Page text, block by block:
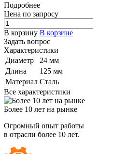
Подробнее
Цена по запросу
В корзину В корзине
Задать вопрос
Характеристики
Диаметр
24 мм
Длина
125 мм
Материал Сталь
Все характеристики
Более 10 лет на рынке
Огромный опыт работы
в отрасли более 10 лет.